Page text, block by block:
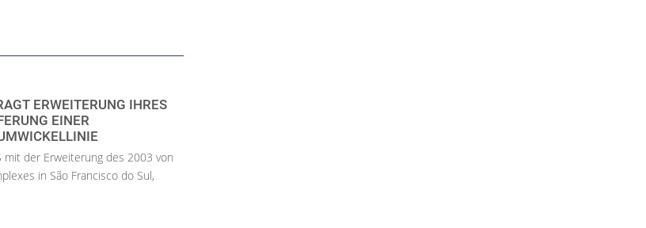
ERWEITERUNG IHRES
EINER
mit der Erweiterung des 2003 von
in São Francisco do Sul,